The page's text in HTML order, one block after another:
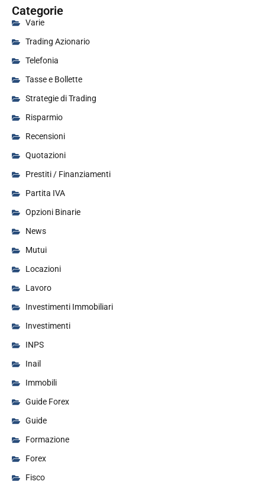
Categorie
Varie
Trading Azionario
Telefonia
Tasse e Bollette
Strategie di Trading
Risparmio
Recensioni
Quotazioni
Prestiti / Finanziamenti
Partita IVA
Opzioni Binarie
News
Mutui
Locazioni
Lavoro
Investimenti Immobiliari
Investimenti
INPS
Inail
Immobili
Guide Forex
Guide
Formazione
Forex
Fisco